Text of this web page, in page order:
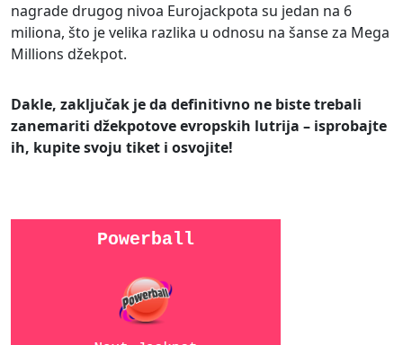
nagrade drugog nivoa Eurojackpota su jedan na 6
miliona, što je velika razlika u odnosu na šanse za Mega
Millions džekpot.
Dakle, zaključak je da definitivno ne biste trebali
zanemariti džekpotove evropskih lutrija – isprobajte
ih, kupite svoju tiket i osvojite!